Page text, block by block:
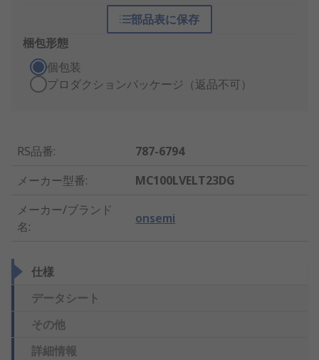
部品表に保存
梱包形態
個包装
プロダクションパッケージ（返品不可）
RS品番:
787-6794
メーカー型番:
MC100LVELT23DG
メーカー/ブランド
名:
onsemi
仕様
データシート
その他
詳細情報